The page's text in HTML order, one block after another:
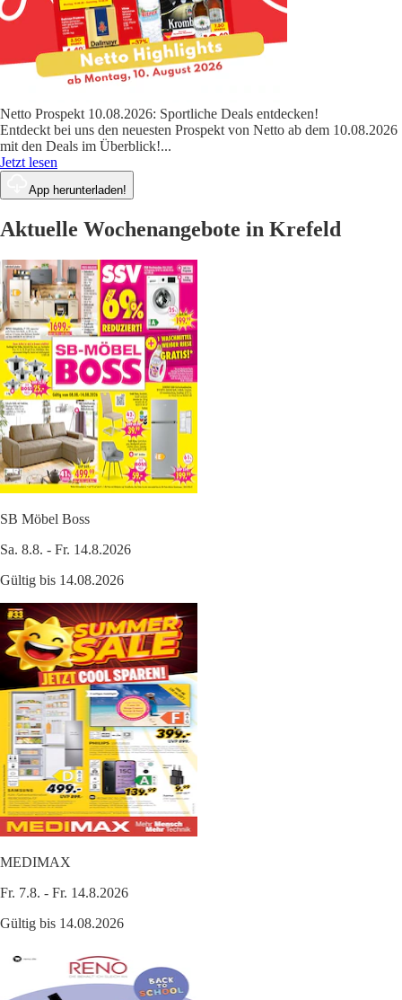
Netto Prospekt 10.08.2026: Sportliche Deals entdecken!
Entdeckt bei uns den neuesten Prospekt von Netto ab dem 10.08.2026
mit den Deals im Überblick!...
Jetzt lesen
App herunterladen!
Aktuelle Wochenangebote in Krefeld
SB Möbel Boss
Sa. 8.8. - Fr. 14.8.2026
Gültig bis 14.08.2026
MEDIMAX
Fr. 7.8. - Fr. 14.8.2026
Gültig bis 14.08.2026